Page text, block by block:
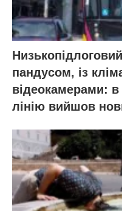
пандусом, із
відеокамерами:
лінію вийшов